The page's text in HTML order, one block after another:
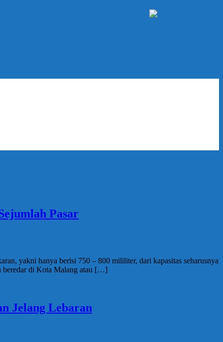
Pasar
yakni hanya berisi 750 – 800 mililiter, dari kapasitas seharusnya
beredar di Kota Malang atau […]
Jelang Lebaran